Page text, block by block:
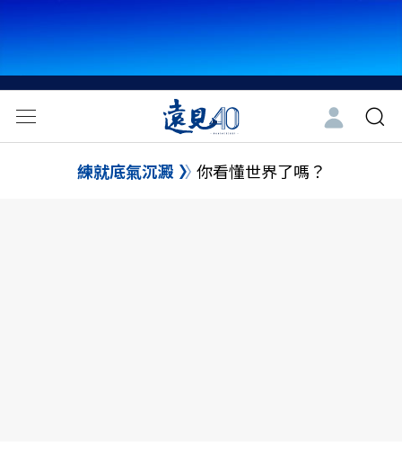
練就底氣沉澱 你看懂世界了嗎？